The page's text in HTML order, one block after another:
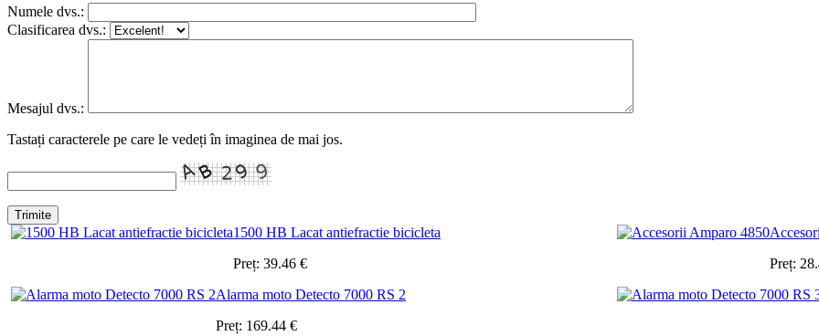
Numele dvs.:
Clasificarea dvs.:
Mesajul dvs.:
Tastați caracterele pe care le vedeți în imaginea de mai jos.
1500 HB Lacat antiefractie bicicleta
Preț: 39.46 €
Preț:
Alarma moto Detecto 7000 RS 2
Preț: 169.44 €